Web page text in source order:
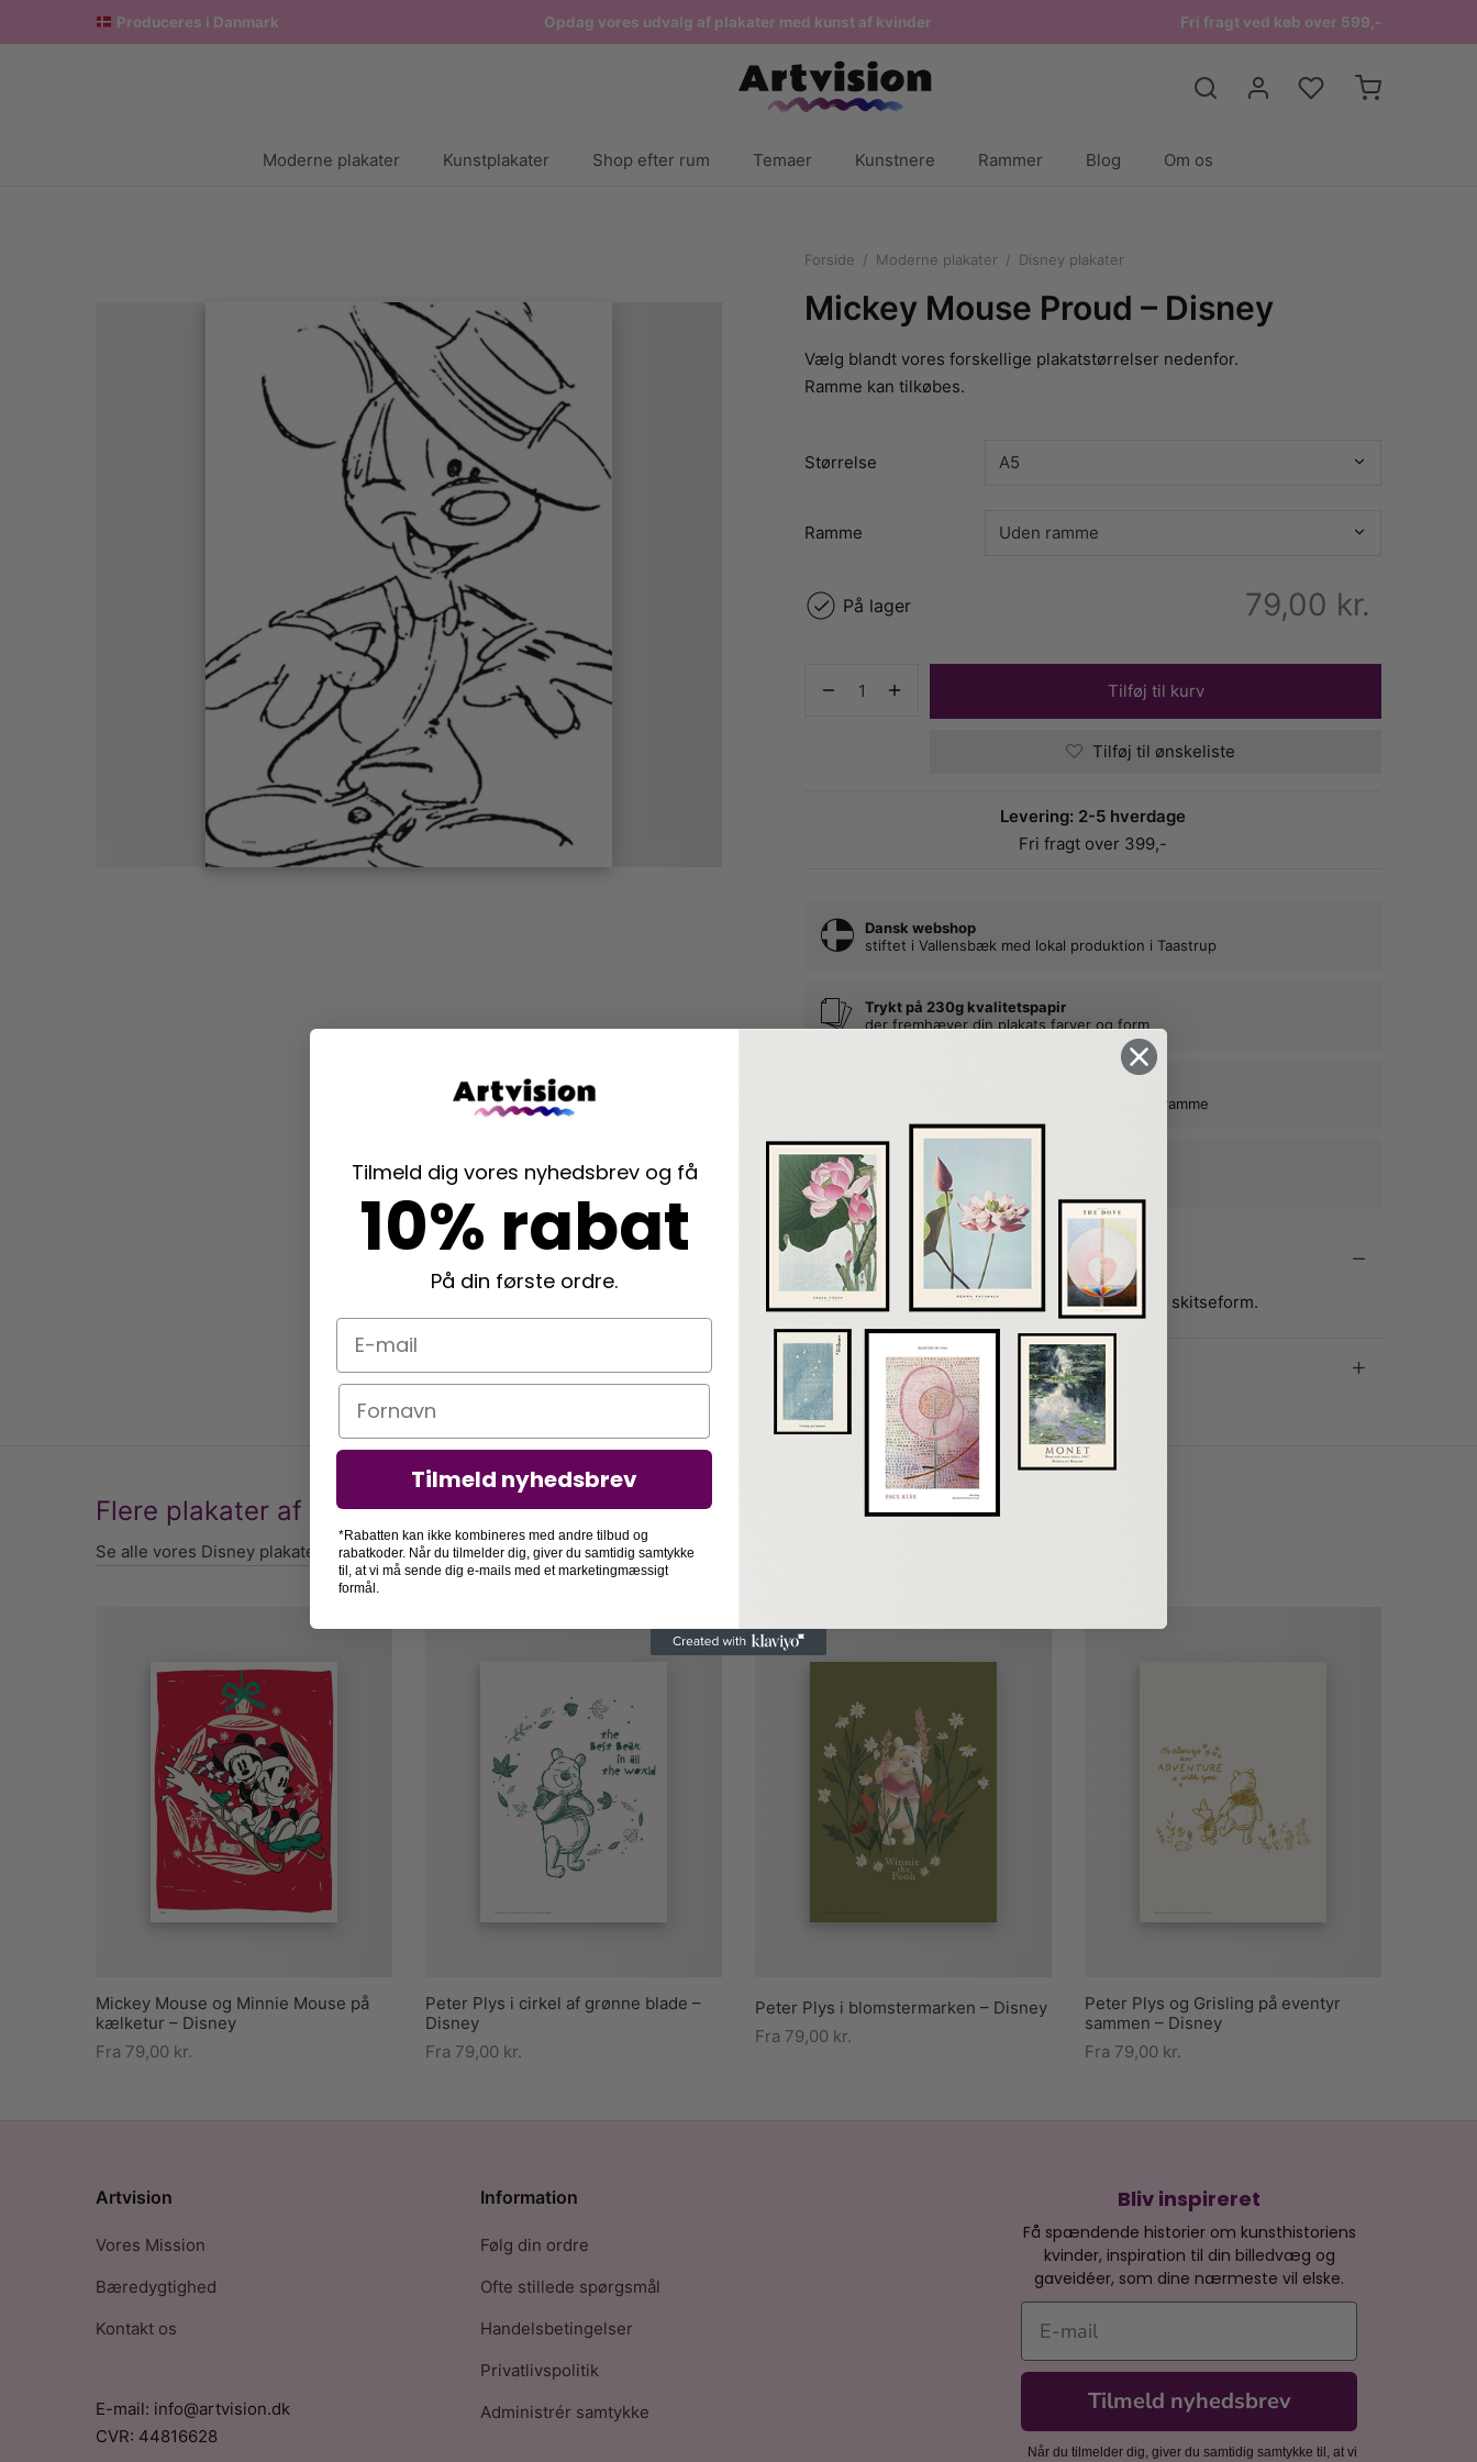
Produceres i Danmark Opdag vores udvalg af plakater med kunst af kvinder Fri fragt ved køb over 599,-
Moderne plakater Kunstplakater Shop efter rum Temaer Kunstnere Rammer Blog Om os
Forside / Moderne plakater / Disney plakater
Mickey Mouse Proud – Disney
Vælg blandt vores forskellige plakatstørrelser nedenfor.
Ramme kan tilkøbes.
Størrelse
Ramme
79,00 kr.
På lager
Tilføj til kurv
Tilføj til ønskeliste
Levering: 2-5 hverdage
Fri fragt over 399,-
Dansk webshop
stiftet i Vallensbæk med lokal produktion i Taastrup
Trykt på 230g kvalitetspapir
der fremhæver din plakats farver og form
vi rammer din plakat ind, når du tilkøber en ramme
Langtidsholdbare rammer i egetræ
der beskytter dine plakater mange år frem
Beskrivelse
Charmende Mickey Mouse plakat med musen i skitseform.
Detaljer
Flere plakater af Disney
Se alle vores Disney plakater her
Mickey Mouse og Minnie Mouse på
kælketur – Disney
Fra 79,00 kr.
Peter Plys i cirkel af grønne blade –
Disney
Fra 79,00 kr.
Peter Plys i blomstermarken – Disney
Fra 79,00 kr.
Peter Plys og Grisling på eventyr
sammen – Disney
Fra 79,00 kr.
Bliv inspireret
Få spændende historier om kunsthistoriens
kvinder, inspiration til din billedvæg og
gaveidéer, som dine nærmeste vil elske.
E-mail
Tilmeld nyhedsbrev
Når du tilmelder dig, giver du samtidig samtykke til, at vi
Information
Følg din ordre
Ofte stillede spørgsmål
Handelsbetingelser
Privatlivspolitik
Administrér samtykke
Artvision
Vores Mission
Bæredygtighed
Kontakt os
E-mail: info@artvision.dk
CVR: 44816628
Tilmeld dig vores nyhedsbrev og få
10% rabat
På din første ordre.
E-mail
Navn
Tilmeld nyhedsbrev
*Rabatten kan ikke kombineres med andre tilbud og
rabatkoder. Når du tilmelder dig, giver du samtidig samtykke
til, at vi må sende dig e-mails med et marketingmæssigt
formål.